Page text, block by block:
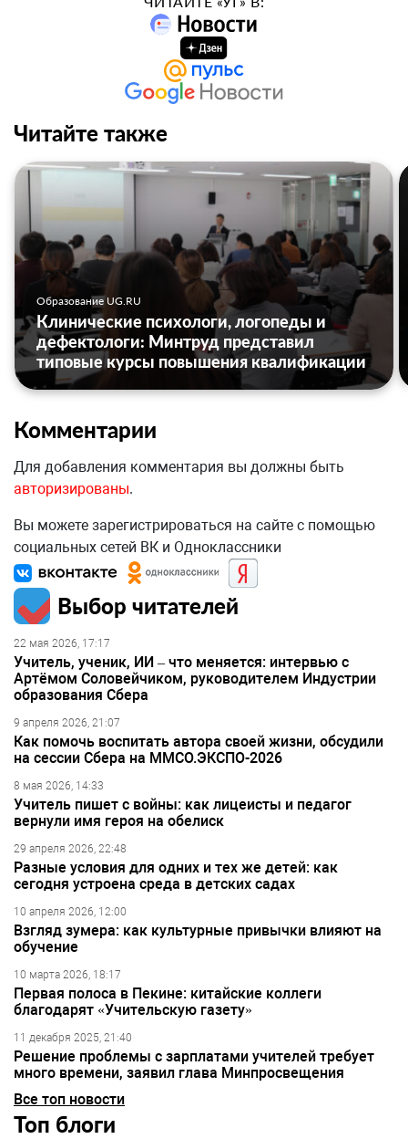
Читайте также
Образование UG.RU
Клинические психологи, логопеды и
дефектологи: Минтруд представил
типовые курсы повышения квалификации
Комментарии
Для добавления комментария вы должны быть
авторизированы.
Вы можете зарегистрироваться на сайте с помощью
социальных сетей ВК и Одноклассники
Выбор читателей
22 мая 2026, 17:17
Учитель, ученик, ИИ – что меняется: интервью с
Артёмом Соловейчиком, руководителем Индустрии
образования Сбера
9 апреля 2026, 21:07
Как помочь воспитать автора своей жизни, обсудили
на сессии Сбера на ММСО.ЭКСПО-2026
8 мая 2026, 14:33
Учитель пишет с войны: как лицеисты и педагог
вернули имя героя на обелиск
29 апреля 2026, 22:48
Разные условия для одних и тех же детей: как
сегодня устроена среда в детских садах
10 апреля 2026, 12:00
Взгляд зумера: как культурные привычки влияют на
обучение
10 марта 2026, 18:17
Первая полоса в Пекине: китайские коллеги
благодарят «Учительскую газету»
11 декабря 2025, 21:40
Решение проблемы с зарплатами учителей требует
много времени, заявил глава Минпросвещения
Все топ новости
Топ блоги